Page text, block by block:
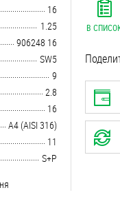
16
1.25
906248 16
SW5
9
2.8
16
A4 (AISI 316)
11
S+P
В